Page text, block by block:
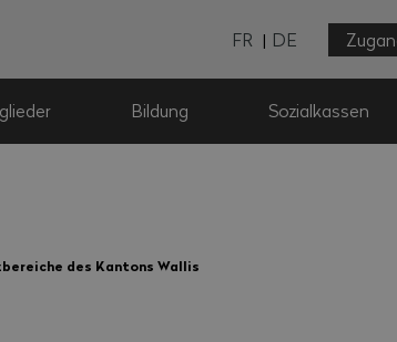
FR DE
Bildung Sozialkassen
des Kantons Wallis